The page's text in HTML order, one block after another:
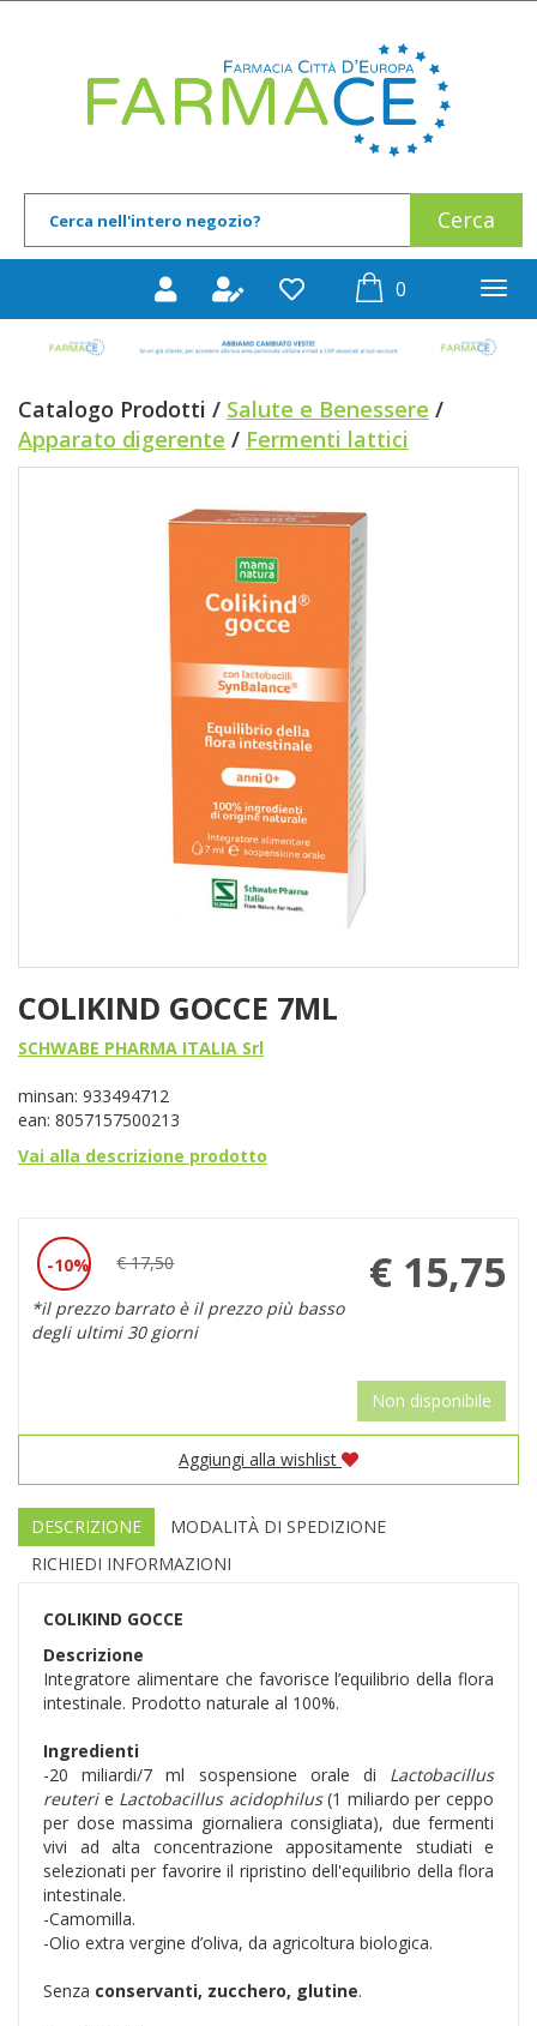
Prodotto
0prodotti
Catalogo Prodotti / Salute e Benessere /
Apparato digerente / Fermenti lattici
COLIKIND GOCCE 7ML
SCHWABE PHARMA ITALIA Srl
minsan: 933494712
ean: 8057157500213
Vai alla descrizione prodotto
Sconto
10% € 17,50
Prezzo
scontato
€ 15,75
*il prezzo barrato è il prezzo più basso
degli ultimi 30 giorni
Non disponibile
Aggiungi alla wishlist
DESCRIZIONE
MODALITÀ DI SPEDIZIONE
RICHIEDI INFORMAZIONI
COLIKIND GOCCE
Descrizione
Integratore alimentare che favorisce l’equilibrio della flora
intestinale. Prodotto naturale al 100%.
Ingredienti
-20 miliardi/7 ml sospensione orale di Lactobacillus
reuterie Lactobacillus acidophilus(1 miliardo per ceppo
per dose massima giornaliera consigliata), due fermenti
vivi ad alta concentrazione appositamente studiati e
selezionati per favorire il ripristino dell'equilibrio della flora
intestinale.
-Camomilla.
-Olio extra vergine d’oliva, da agricoltura biologica.
Senza conservanti, zucchero, glutine.